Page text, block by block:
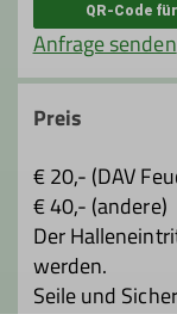
QR-Code
Anfrage senden
Preis
€ 20,- (DAV
€ 40,- (andere)
Der
werden.
Seile und